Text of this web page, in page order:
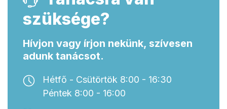
szüksége?
Hívjon vagy írjon nekünk, szívesen
adunk tanácsot.
Hétfő - Csütörtök 8:00 - 16:30
Péntek 8:00 - 16:00